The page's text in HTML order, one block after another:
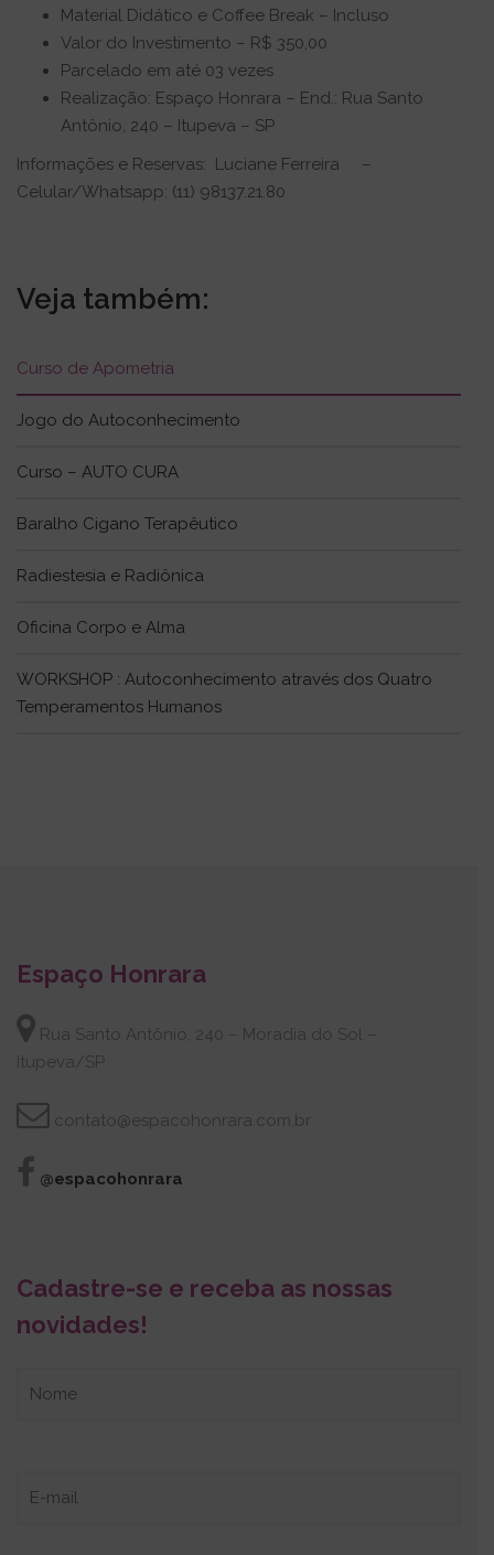
Material Didático e Coffee Break – Incluso
Valor do Investimento – R$ 350,00
Parcelado em até 03 vezes
Realização: Espaço Honrara – End.: Rua Santo
Antônio, 240 – Itupeva – SP
Informações e Reservas: Luciane Ferreira –
Celular/Whatsapp: (11) 98137.21.80
Veja também:
Curso de Apometria
Jogo do Autoconhecimento
Curso – AUTO CURA
Baralho Cigano Terapêutico
Radiestesia e Radiônica
Oficina Corpo e Alma
WORKSHOP : Autoconhecimento através dos Quatro
Temperamentos Humanos
Espaço Honrara
Rua Santo Antônio, 240 – Moradia do Sol –
Itupeva/SP
contato@espacohonrara.com.br
@espacohonrara
Cadastre-se e receba as nossas
novidades!